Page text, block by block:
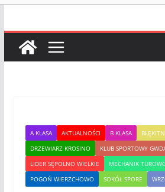
A KLASA AKTUALNOŚCI B KLASA
DRZEWIARZ KROSINO
KLUB SPORTOWY
LIDER SĘPOLNO WIELKIE
MECHANIK
POGOŃ WIERZCHOWO
SOKÓŁ SPORE